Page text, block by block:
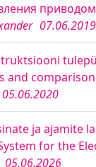
07.06.2019
and
05.06.2020
ja ajamite
for the
05.06.2026